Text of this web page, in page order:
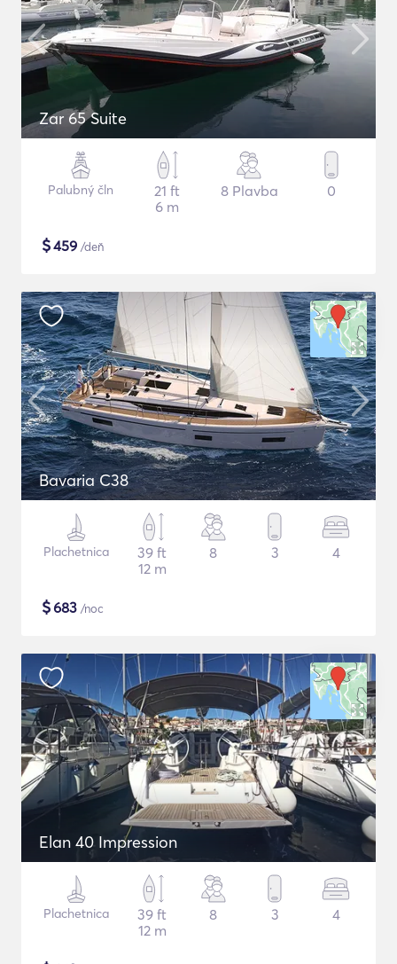
Zar 65 Suite
Palubný čln
21 ft
6 m
8 Plavba 0
$459 /deň
Bavaria C38
Plachetnica
39 ft
12 m
8 3 4
$683 /noc
Elan 40 Impression
Plachetnica
39 ft
12 m
8 3 4